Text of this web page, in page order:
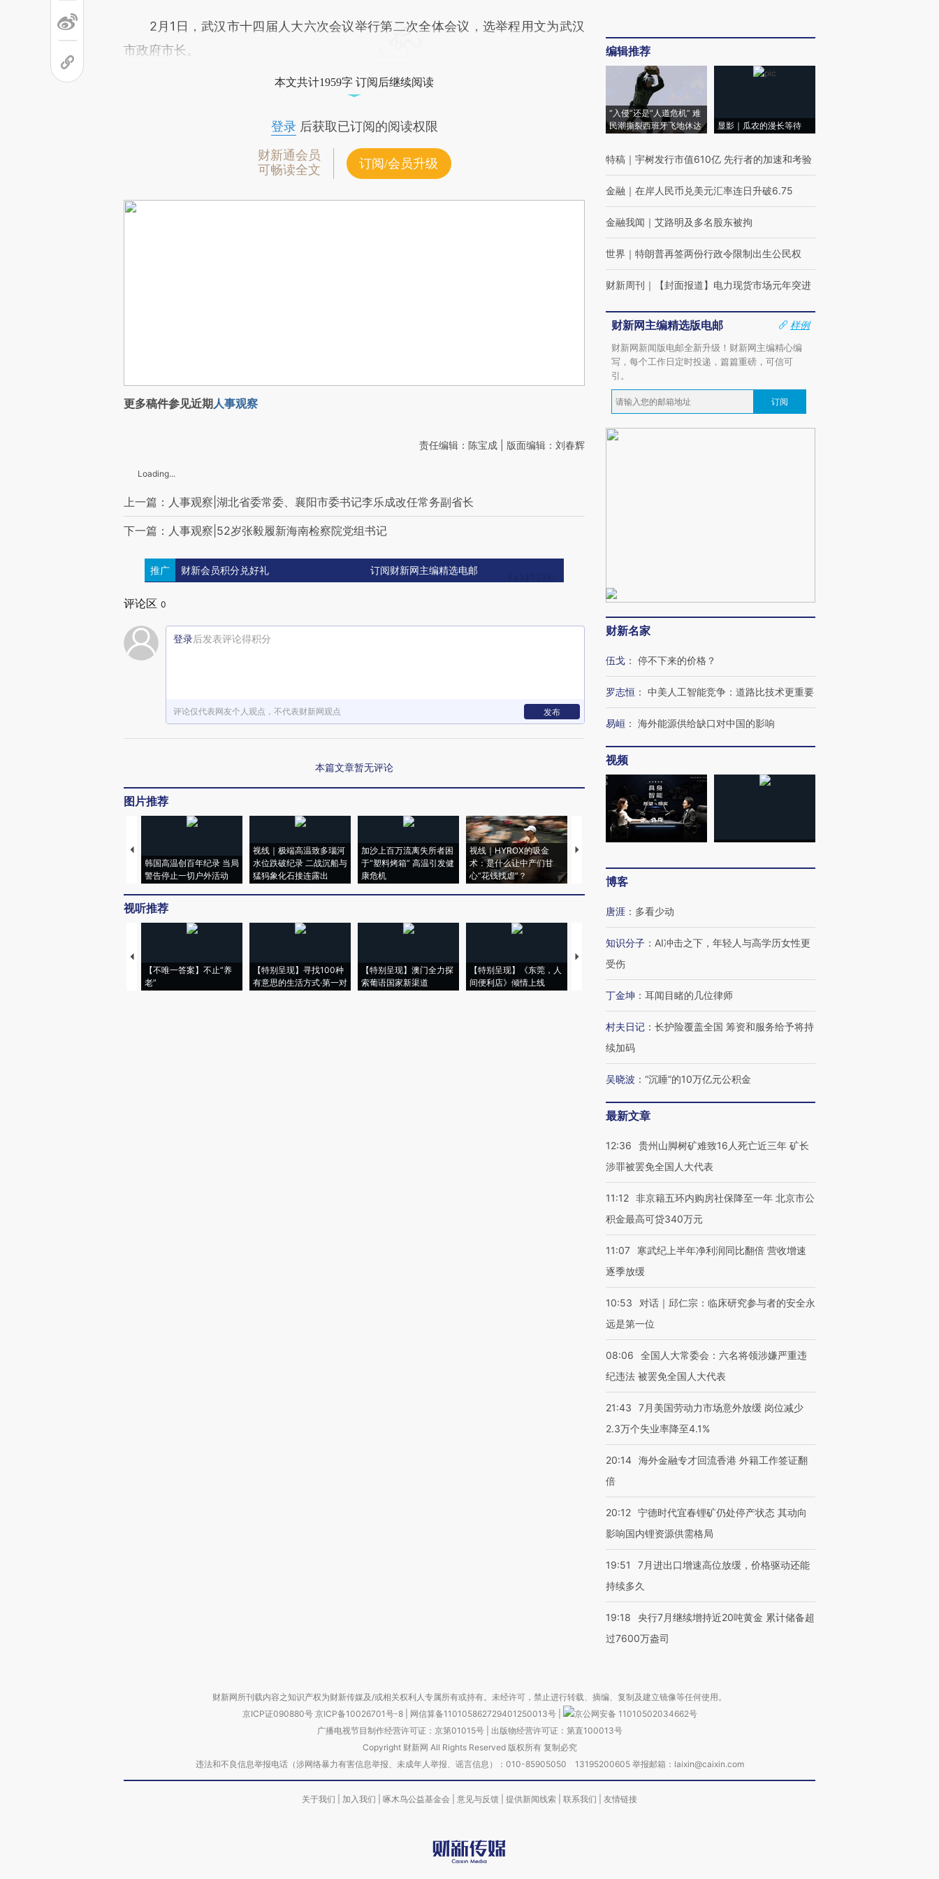
2月1日，武汉市十四届人大六次会议举行第二次全体会议，选举程用文为武汉
市政府市长。
本文共计1959字 订阅后继续阅读
登录后获取已订阅的阅读权限
财新通会员
可畅读全文
订阅/会员升级
更多稿件参见近期人事观察
责任编辑：陈宝成 | 版面编辑：刘春辉
Loading...
上一篇：人事观察|湖北省委常委、襄阳市委书记李乐成改任常务副省长
下一篇：人事观察|52岁张毅履新海南检察院党组书记
推广 财新会员积分兑好礼 订阅财新网主编精选电邮
评论区 0
登录后发表评论得积分
评论仅代表网友个人观点，不代表财新网观点 发布
本篇文章暂无评论
图片推荐
韩国高温创百年纪录 当局
警告停止一切户外活动
视线｜极端高温致多瑙河
水位跌破纪录 二战沉船与
猛犸象化石接连露出
加沙上百万流离失所者困
于“塑料烤箱” 高温引发健
康危机
视线｜HYROX的吸金
术：是什么让中产们甘
心“花钱找虐”？
马航飞行员跨国走私7万
视听推荐
【不唯一答案】不止“养
老”
【特别呈现】寻找100种
有意思的生活方式·第一对
【特别呈现】澳门全力探
索葡语国家新渠道
【特别呈现】《东莞，人
间便利店》倾情上线
【推广】走进第四届链博
会，让数智科技“链”接产
有意思的生活方式·第三对
住三大增长引擎是什么？
编辑推荐
“入侵”还是“人道危机” 难
民潮撕裂西班牙飞地休达
显影｜瓜农的漫长等待
特稿 ｜ 宇树发行市值610亿 先行者的加速和考验
金融 ｜ 在岸人民币兑美元汇率连日升破6.75
金融我闻 ｜ 艾路明及多名股东被拘
世界 ｜ 特朗普再签两份行政令限制出生公民权
财新周刊 ｜ 【封面报道】电力现货市场元年突进
财新网主编精选版电邮
样例
财新网新闻版电邮全新升级！财新网主编精心编
写，每个工作日定时投递，篇篇重磅，可信可
引。
订阅
财新名家
伍戈 ： 停不下来的价格？
罗志恒 ： 中美人工智能竞争：道路比技术更重要
易峘 ： 海外能源供给缺口对中国的影响
视频
博客
唐涯 ： 多看少动
知识分子 ： AI冲击之下，年轻人与高学历女性更
受伤
丁金坤 ： 耳闻目睹的几位律师
村夫日记 ： 长护险覆盖全国 筹资和服务给予将持
续加码
吴晓波 ： “沉睡”的10万亿元公积金
最新文章
12:36
贵州山脚树矿难致16人死亡近三年 矿长
涉罪被罢免全国人大代表
11:12 非京籍五环内购房社保降至一年 北京市公
积金最高可贷340万元
11:07
寒武纪上半年净利润同比翻倍 营收增速
逐季放缓
10:53
对话｜邱仁宗：临床研究参与者的安全永
远是第一位
08:06
全国人大常委会：六名将领涉嫌严重违
纪违法 被罢免全国人大代表
21:43
7月美国劳动力市场意外放缓 岗位减少
2.3万个失业率降至4.1%
20:14 海外金融专才回流香港 外籍工作签证翻
倍
20:12 宁德时代宜春锂矿仍处停产状态 其动向
影响国内锂资源供需格局
19:51
7月进出口增速高位放缓，价格驱动还能
持续多久
19:18
央行7月继续增持近20吨黄金 累计储备超
过7600万盎司
财新网所刊载内容之知识产权为财新传媒及/或相关权利人专属所有或持有。未经许可，禁止进行转载、摘编、复制及建立镜像等任何使用。
京ICP证090880号 京ICP备10026701号-8 网信算备110105862729401250013号
京公网安备 11010502034662号
广播电视节目制作经营许可证：京第01015号| 出版物经营许可证：第直100013号
Copyright 财新网 All Rights Reserved 版权所有 复制必究
违法和不良信息举报电话（涉网络暴力有害信息举报、未成年人举报、谣言信息）：010-85905050 13195200605 举报邮箱：laixin@caixin.com
关于我们 加入我们 啄木鸟公益基金会 意见与反馈 提供新闻线索 联系我们 友情链接